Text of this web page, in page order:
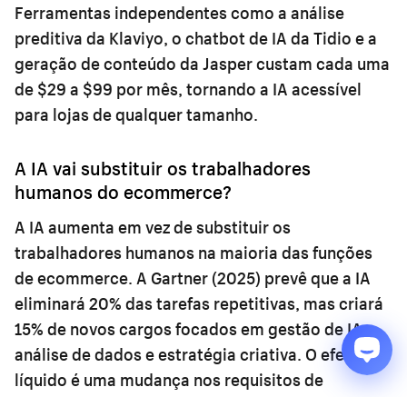
Ferramentas independentes como a análise
preditiva da Klaviyo, o chatbot de IA da Tidio e a
geração de conteúdo da Jasper custam cada uma
de $29 a $99 por mês, tornando a IA acessível
para lojas de qualquer tamanho.
A IA vai substituir os trabalhadores
humanos do ecommerce?
A IA aumenta em vez de substituir os
trabalhadores humanos na maioria das funções
de ecommerce. A Gartner (2025) prevê que a IA
eliminará 20% das tarefas repetitivas, mas criará
15% de novos cargos focados em gestão de IA,
análise de dados e estratégia criativa. O efeito
líquido é uma mudança nos requisitos de